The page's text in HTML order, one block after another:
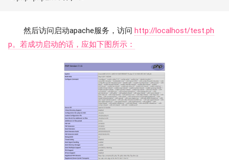
然后访问启动apache服务，访问 http://localhost/test.ph
p。若成功启动的话，应如下图所示：